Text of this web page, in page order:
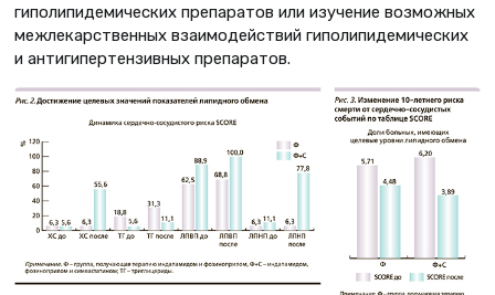
гиполипидемических препаратов или изучение возможных
межлекарственных взаимодействий гиполипидемических
и антигипертензивных препаратов.